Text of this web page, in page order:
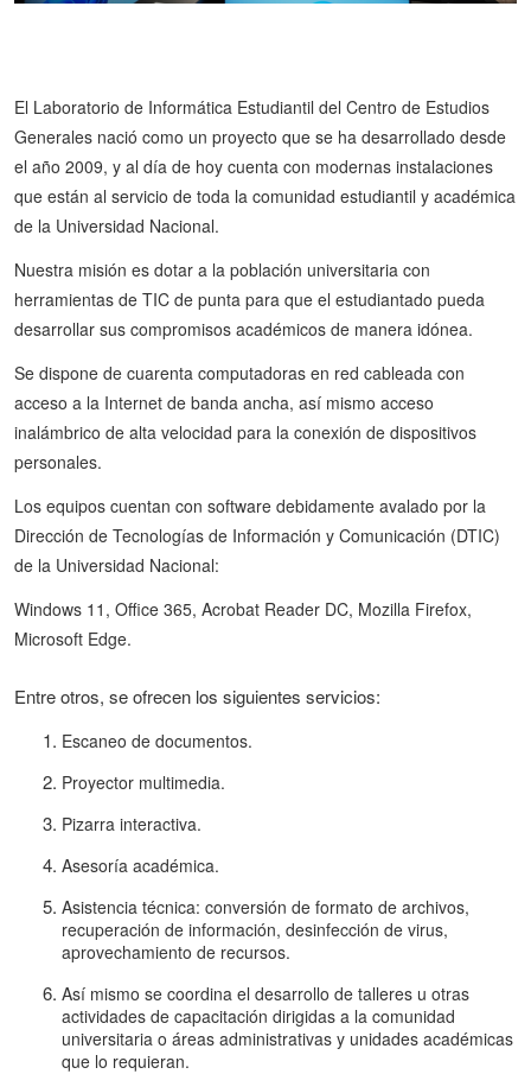
El Laboratorio de Informática Estudiantil del Centro de Estudios
Generales nació como un proyecto que se ha desarrollado desde
el año 2009, y al día de hoy cuenta con modernas instalaciones
que están al servicio de toda la comunidad estudiantil y académica
de la Universidad Nacional.
Nuestra misión es dotar a la población universitaria con
herramientas de TIC de punta para que el estudiantado pueda
desarrollar sus compromisos académicos de manera idónea.
Se dispone de cuarenta computadoras en red cableada con
acceso a la Internet de banda ancha, así mismo acceso
inalámbrico de alta velocidad para la conexión de dispositivos
personales.
Los equipos cuentan con software debidamente avalado por la
Dirección de Tecnologías de Información y Comunicación (DTIC)
de la Universidad Nacional:
Windows 11, Office 365, Acrobat Reader DC, Mozilla Firefox,
Microsoft Edge.
Entre otros, se ofrecen los siguientes servicios:
Escaneo de documentos.
Proyector multimedia.
Pizarra interactiva.
Asesoría académica.
Asistencia técnica: conversión de formato de archivos,
recuperación de información, desinfección de virus,
aprovechamiento de recursos.
Así mismo se coordina el desarrollo de talleres u otras
actividades de capacitación dirigidas a la comunidad
universitaria o áreas administrativas y unidades académicas
que lo requieran.